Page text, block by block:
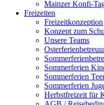
Mainzer Konfi-
Freizeiten
Freizeitkonzeption
Konzept zum
Unsere Teams
Sommerferien
Sommerferien
Sommerferien
Herbstfreizeit für